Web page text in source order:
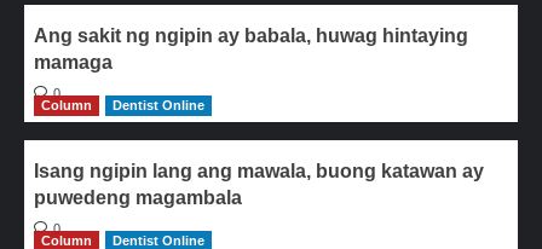
Ang sakit ng ngipin ay babala, huwag hintaying
mamaga
0
Column
Dentist Online
Isang ngipin lang ang mawala, buong katawan ay
puwedeng magambala
0
Column
Dentist Online